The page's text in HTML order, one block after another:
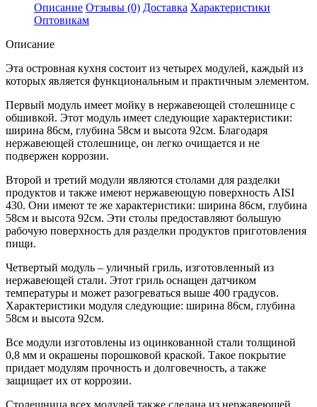
Описание Отзывы (0) Доставка Характеристики
Оптовикам
Описание
Эта островная кухня состоит из четырех модулей, каждый из
которых является функциональным и практичным элементом.
Первый модуль имеет мойку в нержавеющей столешнице с
обшивкой. Этот модуль имеет следующие характеристики:
ширина 86см, глубина 58см и высота 92см. Благодаря
нержавеющей столешнице, он легко очищается и не
подвержен коррозии.
Второй и третий модули являются столами для разделки
продуктов и также имеют нержавеющую поверхность AISI
430. Они имеют те же характеристики: ширина 86см, глубина
58см и высота 92см. Эти столы предоставляют большую
рабочую поверхность для разделки продуктов приготовления
пищи.
Четвертый модуль – уличный гриль, изготовленный из
нержавеющей стали. Этот гриль оснащен датчиком
температуры и может разогреваться выше 400 градусов.
Характеристики модуля следующие: ширина 86см, глубина
58см и высота 92см.
Все модули изготовлены из оцинкованной стали толщиной
0,8 мм и окрашены порошковой краской. Такое покрытие
придает модулям прочность и долговечность, а также
защищает их от коррозии.
Столешница всех модулей также сделана из нержавеющей